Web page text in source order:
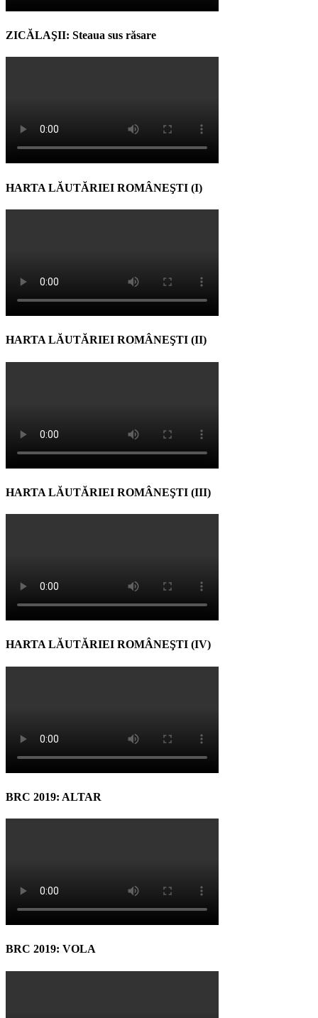
ZICĂLAŞII: Steaua sus răsare
HARTA LĂUTĂRIEI ROMÂNEŞTI (I)
HARTA LĂUTĂRIEI ROMÂNEŞTI (II)
HARTA LĂUTĂRIEI ROMÂNEŞTI (III)
HARTA LĂUTĂRIEI ROMÂNEŞTI (IV)
BRC 2019: ALTAR
BRC 2019: VOLA